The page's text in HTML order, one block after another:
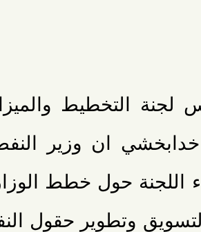
لجنة التخطيط
خدابخشي ان وزير
اللجنة حول خطط
وتطوير حقول